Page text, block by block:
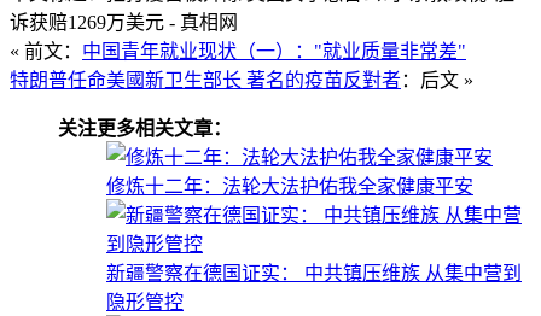
诉获赔1269万美元 - 真相网
« 前文： 中国青年就业现状（一）："就业质量非常差"
特朗普任命美國新卫生部长 著名的疫苗反對者：后文 »
关注更多相关文章：
修炼十二年：法轮大法护佑我全家健康平安
新疆警察在德国证实： 中共镇压维族 从集中营到
隐形管控